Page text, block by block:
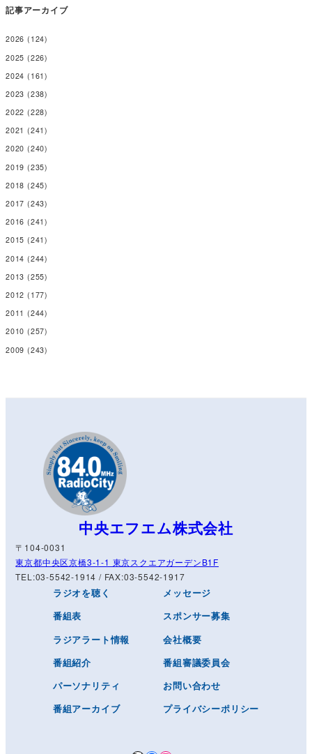
記事アーカイブ
2026 (124)
2025 (226)
2024 (161)
2023 (238)
2022 (228)
2021 (241)
2020 (240)
2019 (235)
2018 (245)
2017 (243)
2016 (241)
2015 (241)
2014 (244)
2013 (255)
2012 (177)
2011 (244)
2010 (257)
2009 (243)
中央エフエム株式会社
〒104-0031
東京都中央区京橋3-1-1 東京スクエアガーデンB1F
TEL:03-5542-1914 / FAX:03-5542-1917
ラジオを聴く
番組表
ラジアラート情報
番組紹介
パーソナリティ
番組アーカイブ
メッセージ
スポンサー募集
会社概要
番組審議委員会
お問い合わせ
プライバシーポリシー